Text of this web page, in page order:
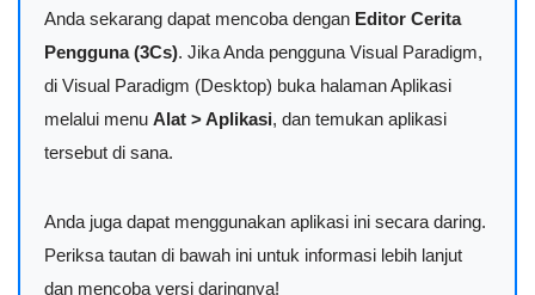
Anda sekarang dapat mencoba dengan Editor Cerita
Pengguna (3Cs). Jika Anda pengguna Visual Paradigm,
di Visual Paradigm (Desktop) buka halaman Aplikasi
melalui menu Alat > Aplikasi, dan temukan aplikasi
tersebut di sana.
Anda juga dapat menggunakan aplikasi ini secara daring.
Periksa tautan di bawah ini untuk informasi lebih lanjut
dan mencoba versi daringnya!